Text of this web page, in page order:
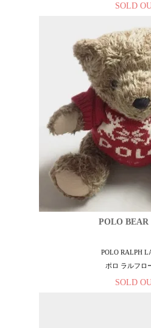
SOLD
POLO BEAR
POLO RALPH
ポロ ラルフロ
SOLD